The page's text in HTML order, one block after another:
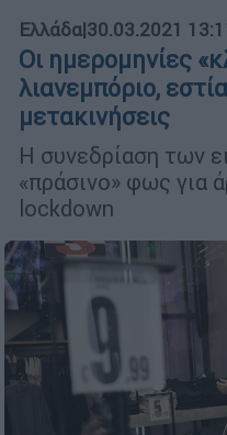
Ελλάδα|30.03.2021
Οι ημερομηνίες
λιανεμπόριο,
μετακινήσεις
Η συνεδρίαση των
«πράσινο» φως για
lockdown